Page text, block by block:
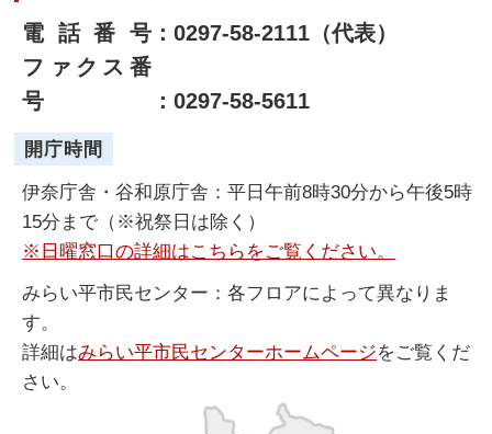
電話番号：0297-58-2111（代表）
ファクス番
号
：0297-58-5611
開庁時間
伊奈庁舎・谷和原庁舎：平日午前8時30分から午後5時
15分まで（※祝祭日は除く）
※日曜窓口の詳細はこちらをご覧ください。
みらい平市民センター：各フロアによって異なりま
す。
詳細はみらい平市民センターホームページをご覧くだ
さい。